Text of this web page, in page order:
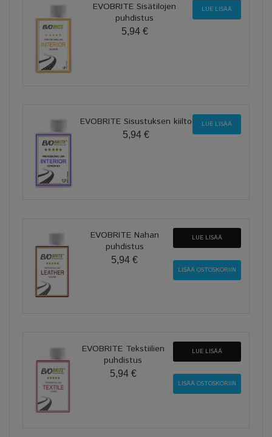
EVOBRITE Sisätilojen
puhdistus
5,94 €
LUE LISÄÄ
EVOBRITE Sisustuksen kiilto
5,94 €
LUE LISÄÄ
EVOBRITE Nahan
puhdistus
5,94 €
LUE LISÄÄ
EVOBRITE Tekstiilien
puhdistus
5,94 €
LUE LISÄÄ